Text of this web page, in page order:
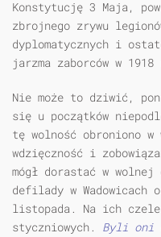
Konstytucję 3 Maja,
zbrojnego zrywu
dyplomatycznych i
jarzma zaborców w 1918
Nie może to dziwić,
się u początków
tę wolność obroniono
wdzięczność i
mógł dorastać w wolnej
defilady w Wadowicach
listopada. Na ich czele
styczniowych. Byli oni